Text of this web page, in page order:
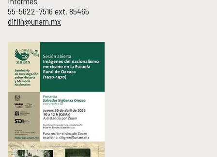
Librería
Catálogo 1945-2025
Comunicación Pública de la Historia
COMUNICACIÓN PÚBLICA DE LA HISTORIA
Serie editorial Históricas Comunicación Pública
Podcast Históricas
Cajón de historias
Acervos
BIBLIOTECA
Servicios
55-5622-7516 ext. 85465
difiih@unam.mx